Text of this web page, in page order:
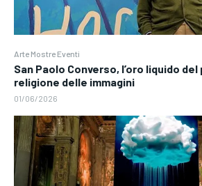
Arte Mostre Eventi
San Paolo Converso, l’oro liquido
religione delle immagini
01/06/2026